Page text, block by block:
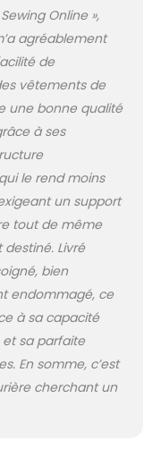
verifier vos
Online »,
agréablement
de
vêtements de
une bonne qualité
à ses
le rend moins
un support
tout de même
Livré
bien
endommagé, ce
à sa capacité
et sa parfaite
En somme, c’est
cherchant un